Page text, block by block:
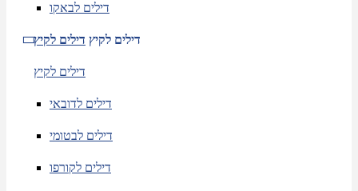
דילים לבאקו
דילים לקיץ דילים לקיץ
דילים לקיץ
דילים לדובאי
דילים לבטומי
דילים לקורפו